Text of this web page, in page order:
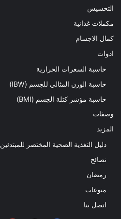
التخسيس
مكملات غذائية
كمال الاجسام
ادوات
حاسبة السعرات الحرارية
حاسبة الوزن المثالي للجسم (IBW)
حاسبة مؤشر كتلة الجسم (BMI)
وصفات
المزيد
دليل التغذية الصحية المختصر للمبتدئين 2020​
نصائح
رمضان
منوعات
اتصل بنا